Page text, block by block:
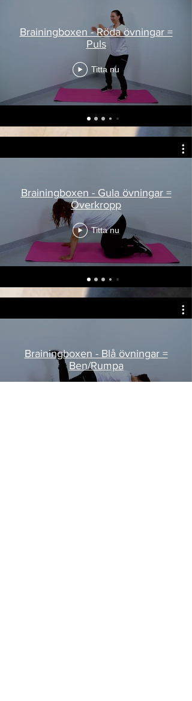
Brainingboxen - Röda övningar =
Puls
Titta nu
Brainingboxen - Gula övningar =
Överkropp
Titta nu
Brainingboxen - Blå övningar =
Ben/Rumpa